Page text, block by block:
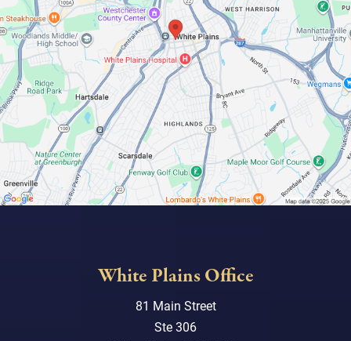
White Plains Office
81 Main Street
Ste 306